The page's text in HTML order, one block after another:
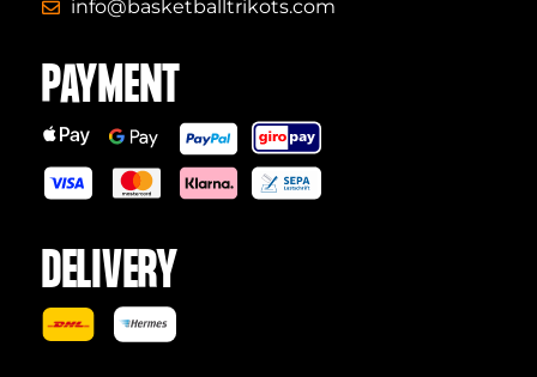
info@basketballtrikots.com
PAYMENT
DELIVERY